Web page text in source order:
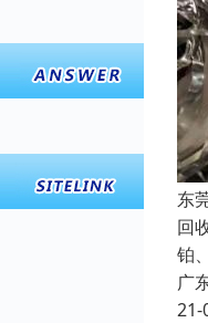
东
回
铂
广
21-